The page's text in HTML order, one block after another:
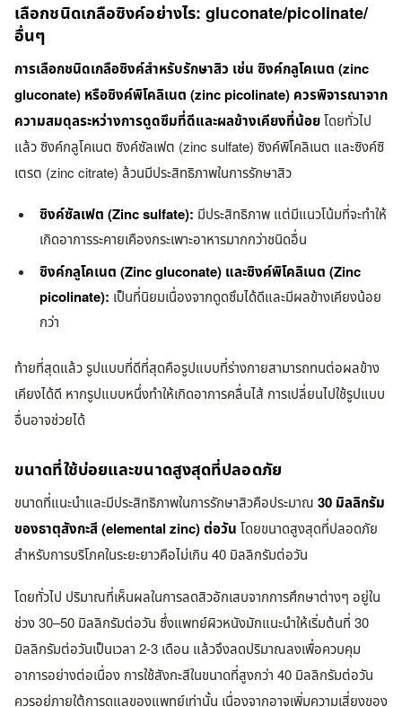
เลือกชนิดเกลือซิงค์อย่างไร: gluconate/picolinate/
อื่นๆ
การเลือกชนิดเกลือซิงค์สำหรับรักษาสิว เช่น ซิงค์กลูโคเนต (zinc
gluconate) หรือซิงค์พิโคลิเนต (zinc picolinate) ควรพิจารณาจาก
ความสมดุลระหว่างการดูดซึมที่ดีและผลข้างเคียงที่น้อยโดยทั่วไป
แล้ว ซิงค์กลูโคเนต ซิงค์ซัลเฟต (zinc sulfate) ซิงค์พิโคลิเนต และซิงค์ซิ
เตรต (zinc citrate) ล้วนมีประสิทธิภาพในการรักษาสิว
ซิงค์ซัลเฟต (Zinc sulfate): มีประสิทธิภาพ แต่มีแนวโน้มที่จะทำให้
เกิดอาการระคายเคืองกระเพาะอาหารมากกว่าชนิดอื่น
ซิงค์กลูโคเนต (Zinc gluconate) และซิงค์พิโคลิเนต (Zinc
picolinate): เป็นที่นิยมเนื่องจากดูดซึมได้ดีและมีผลข้างเคียงน้อย
กว่า
ท้ายที่สุดแล้ว รูปแบบที่ดีที่สุดคือรูปแบบที่ร่างกายสามารถทนต่อผลข้าง
เคียงได้ดี หากรูปแบบหนึ่งทำให้เกิดอาการคลื่นไส้ การเปลี่ยนไปใช้รูปแบบ
อื่นอาจช่วยได้
ขนาดที่ใช้บ่อยและขนาดสูงสุดที่ปลอดภัย
ขนาดที่แนะนำและมีประสิทธิภาพในการรักษาสิวคือประมาณ 30 มิลลิกรัม
ของธาตุสังกะสี (elemental zinc) ต่อวัน โดยขนาดสูงสุดที่ปลอดภัย
สำหรับการบริโภคในระยะยาวคือไม่เกิน 40 มิลลิกรัมต่อวัน
โดยทั่วไป ปริมาณที่เห็นผลในการลดสิวอักเสบจากการศึกษาต่างๆ อยู่ใน
ช่วง 30–50 มิลลิกรัมต่อวัน ซึ่งแพทย์ผิวหนังมักแนะนำให้เริ่มต้นที่ 30
มิลลิกรัมต่อวันเป็นเวลา 2-3 เดือน แล้วจึงลดปริมาณลงเพื่อควบคุม
อาการอย่างต่อเนื่อง การใช้สังกะสีในขนาดที่สูงกว่า 40 มิลลิกรัมต่อวัน
ควรอยู่ภายใต้การดูแลของแพทย์เท่านั้น เนื่องจากอาจเพิ่มความเสี่ยงของ